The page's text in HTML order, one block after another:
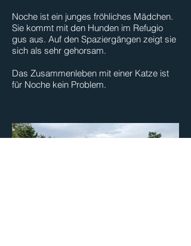
Noche ist ein junges fröhliches Mädchen.
Sie kommt mit den Hunden im Refugio
gus aus. Auf den Spaziergängen zeigt sie
sich als sehr gehorsam.
Das Zusammenleben mit einer Katze ist
für Noche kein Problem.